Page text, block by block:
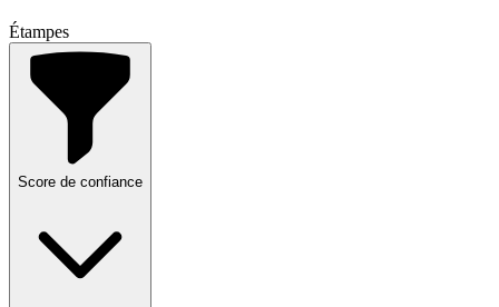
Étampes
Score de confiance